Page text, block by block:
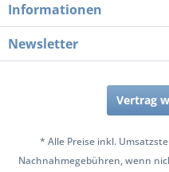
Informationen
Newsletter
Vertrag
* Alle Preise inkl.
Nachnahmegebühren, wenn